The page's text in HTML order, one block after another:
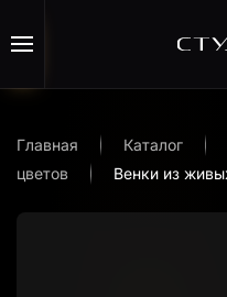
Перейти к
Главная Каталог
цветов
Венки из